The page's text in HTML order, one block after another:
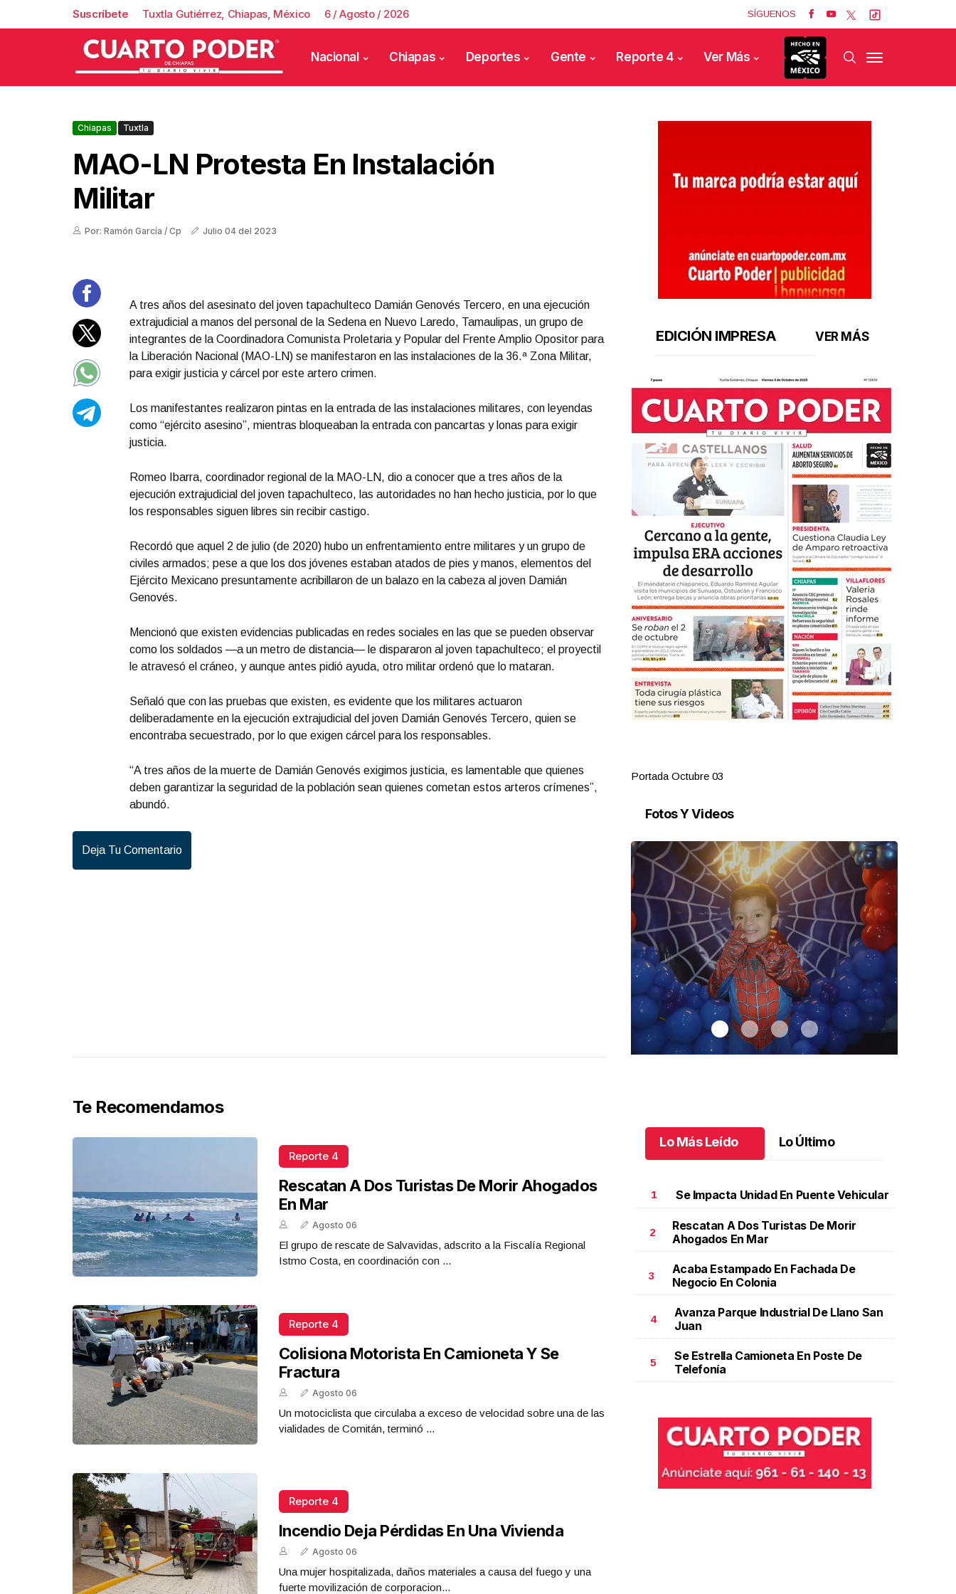
Suscríbete Tuxtla Gutiérrez, Chiapas, México 6 / Agosto / 2026 SÍGUENOS
Nacional Chiapas Deportes Gente Reporte 4 Ver Más
Chiapas Tuxtla
MAO-LN Protesta En Instalación
Militar
Por: Ramón García / Cp Julio 04 del 2023
A tres años del asesinato del joven tapachulteco Damián Genovés Tercero, en una ejecución
extrajudicial a manos del personal de la Sedena en Nuevo Laredo, Tamaulipas, un grupo de
integrantes de la Coordinadora Comunista Proletaria y Popular del Frente Amplio Opositor para
la Liberación Nacional (MAO-LN) se manifestaron en las instalaciones de la 36.ª Zona Militar,
para exigir justicia y cárcel por este artero crimen.
Los manifestantes realizaron pintas en la entrada de las instalaciones militares, con leyendas
como “ejército asesino”, mientras bloqueaban la entrada con pancartas y lonas para exigir
justicia.
Romeo Ibarra, coordinador regional de la MAO-LN, dio a conocer que a tres años de la
ejecución extrajudicial del joven tapachulteco, las autoridades no han hecho justicia, por lo que
los responsables siguen libres sin recibir castigo.
Recordó que aquel 2 de julio (de 2020) hubo un enfrentamiento entre militares y un grupo de
civiles armados; pese a que los dos jóvenes estaban atados de pies y manos, elementos del
Ejército Mexicano presuntamente acribillaron de un balazo en la cabeza al joven Damián
Genovés.
Mencionó que existen evidencias publicadas en redes sociales en las que se pueden observar
como los soldados —a un metro de distancia— le dispararon al joven tapachulteco; el proyectil
le atravesó el cráneo, y aunque antes pidió ayuda, otro militar ordenó que lo mataran.
Señaló que con las pruebas que existen, es evidente que los militares actuaron
deliberadamente en la ejecución extrajudicial del joven Damián Genovés Tercero, quien se
encontraba secuestrado, por lo que exigen cárcel para los responsables.
“A tres años de la muerte de Damián Genovés exigimos justicia, es lamentable que quienes
deben garantizar la seguridad de la población sean quienes cometan estos arteros crímenes”,
abundó.
Deja Tu Comentario
Te Recomendamos
Reporte 4
Rescatan A Dos Turistas De Morir Ahogados
En Mar
Agosto 06
El grupo de rescate de Salvavidas, adscrito a la Fiscalía Regional
Istmo Costa, en coordinación con ...
Reporte 4
Colisiona Motorista En Camioneta Y Se
Fractura
Agosto 06
Un motociclista que circulaba a exceso de velocidad sobre una de las
vialidades de Comitán, terminó ...
Reporte 4
Incendio Deja Pérdidas En Una Vivienda
Agosto 06
Una mujer hospitalizada, daños materiales a causa del fuego y una
fuerte movilización de corporacion...
EDICIÓN IMPRESA VER MÁS
Portada Septiembre 30 Portada Octubre 03
Fotos Y Videos
REPORTE4 | 03 10 2025 con Rodolfo Flores
REPORTE4 | 03 10 2025 con Rodolfo Flores
Santiago cumplió 3 años .Santiago cumplió 3 años
Lo Más Leído Lo Último
1 Se Impacta Unidad En Puente Vehicular
2
Rescatan A Dos Turistas De Morir
Ahogados En Mar
3
Acaba Estampado En Fachada De
Negocio En Colonia
4
Avanza Parque Industrial De Llano San
Juan
5
Se Estrella Camioneta En Poste De
Telefonía